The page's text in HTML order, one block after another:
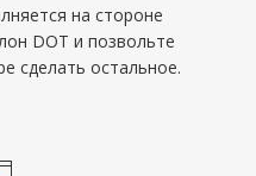
на стороне
DOT и позвольте
сделать остальное.